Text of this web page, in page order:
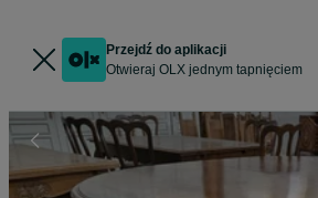
Przejdź do aplikacji
Otwieraj OLX jednym tapnięciem